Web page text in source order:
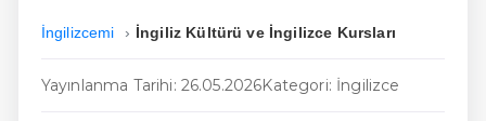
Hızlı İngilizce
İngilizcemi İngiliz Kültürü ve İngilizce Kursları
Yayınlanma Tarihi: 26.05.2026Kategori: İngilizce